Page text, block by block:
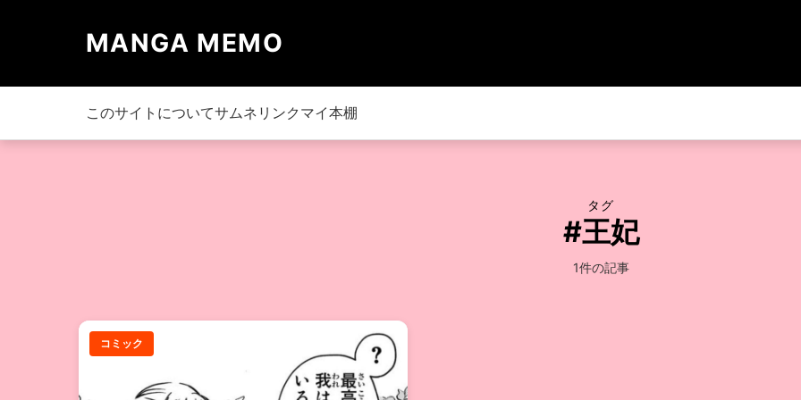
MANGA MEMO
このサイトについてサムネリンク マイ本棚
タグ
#王妃
1件の記事
コミック